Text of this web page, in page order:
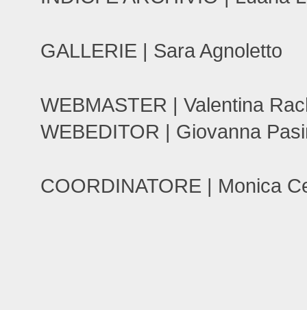
GALLERIE | Sara Agnoletto
WEBMASTER | Valentina
WEBEDITOR | Giovanna
COORDINATORE | Monica